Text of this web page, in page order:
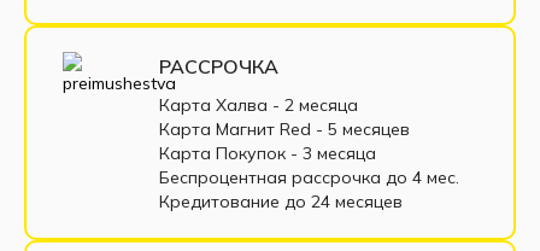
Маленькие диваны
Большие диваны
Диваны с подлокотниками
Диваны из ткани
Диваны в рассрочку
Недорогие диваны
Прямые диваны
Раскладные диваны
РАССРОЧКА
Карта Халва - 2 месяца
Карта Магнит Red - 5 месяцев
Карта Покупок - 3 месяца
Беспроцентная рассрочка до 4 мес.
Кредитование до 24 месяцев